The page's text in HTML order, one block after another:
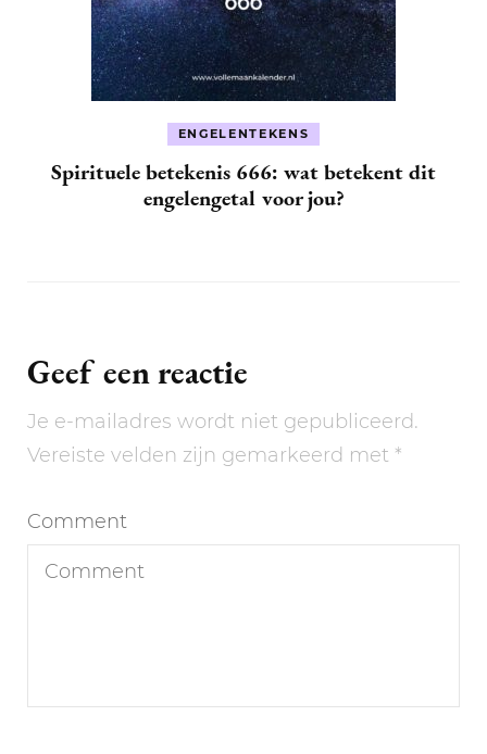
ENGELENTEKENS
Spirituele betekenis 666: wat betekent dit
engelengetal voor jou?
Geef een reactie
Je e-mailadres wordt niet gepubliceerd.
Vereiste velden zijn gemarkeerd met *
Comment